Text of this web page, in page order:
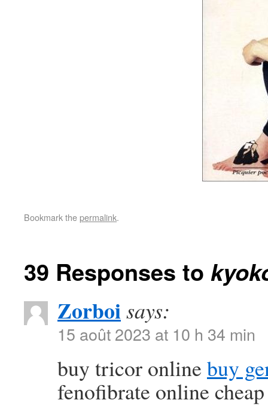
Bookmark thepermalink.
39 Responses to
Zorboisays:
15 août 2023 at 10 h 34 min
buy tricor online buy
fenofibrate online cheap